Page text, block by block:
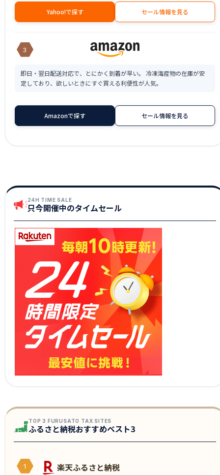
Yahoo!で探す セール情報を見る
3
即日・翌日配送対応で、とにかく到着が早い。 冷凍海産物の在庫が安
定しており、欲しいときにすぐ買える利便性が人気。
Amazonで探す セール情報を見る
24H TIME SALE
只今開催中のタイムセール
TOP 3 FURUSATO TAX SITES
ふるさと納税おすすめベスト3
1 楽天ふるさと納税